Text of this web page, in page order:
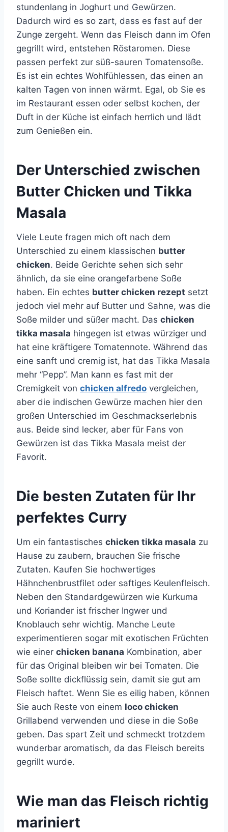
stundenlang in Joghurt und Gewürzen.
Dadurch wird es so zart, dass es fast auf der
Zunge zergeht. Wenn das Fleisch dann im Ofen
gegrillt wird, entstehen Röstaromen. Diese
passen perfekt zur süß-sauren Tomatensoße.
Es ist ein echtes Wohlfühlessen, das einen an
kalten Tagen von innen wärmt. Egal, ob Sie es
im Restaurant essen oder selbst kochen, der
Duft in der Küche ist einfach herrlich und lädt
zum Genießen ein.
Der Unterschied zwischen
Butter Chicken und Tikka
Masala
Viele Leute fragen mich oft nach dem
Unterschied zu einem klassischen butter
chicken. Beide Gerichte sehen sich sehr
ähnlich, da sie eine orangefarbene Soße
haben. Ein echtes butter chicken rezept setzt
jedoch viel mehr auf Butter und Sahne, was die
Soße milder und süßer macht. Das chicken
tikka masala hingegen ist etwas würziger und
hat eine kräftigere Tomatennote. Während das
eine sanft und cremig ist, hat das Tikka Masala
mehr “Pepp”. Man kann es fast mit der
Cremigkeit von chicken alfredo vergleichen,
aber die indischen Gewürze machen hier den
großen Unterschied im Geschmackserlebnis
aus. Beide sind lecker, aber für Fans von
Gewürzen ist das Tikka Masala meist der
Favorit.
Die besten Zutaten für Ihr
perfektes Curry
Um ein fantastisches chicken tikka masala zu
Hause zu zaubern, brauchen Sie frische
Zutaten. Kaufen Sie hochwertiges
Hähnchenbrustfilet oder saftiges Keulenfleisch.
Neben den Standardgewürzen wie Kurkuma
und Koriander ist frischer Ingwer und
Knoblauch sehr wichtig. Manche Leute
experimentieren sogar mit exotischen Früchten
wie einer chicken banana Kombination, aber
für das Original bleiben wir bei Tomaten. Die
Soße sollte dickflüssig sein, damit sie gut am
Fleisch haftet. Wenn Sie es eilig haben, können
Sie auch Reste von einem loco chicken
Grillabend verwenden und diese in die Soße
geben. Das spart Zeit und schmeckt trotzdem
wunderbar aromatisch, da das Fleisch bereits
gegrillt wurde.
Wie man das Fleisch richtig
mariniert